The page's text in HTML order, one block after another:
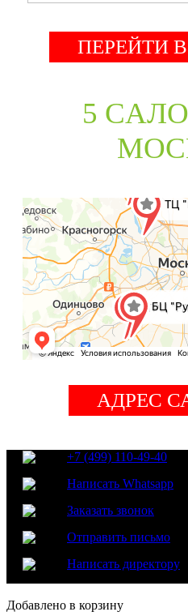
ПЕРЕЙТИ
5
АДРЕС
+7 (499) 110-49-40
Написать Whatsapp
Заказать звонок
Отправить письмо
Написать директору
Добавлено в корзину